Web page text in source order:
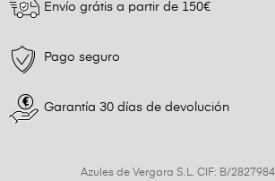
Envío grátis a partir de 150€
Pago seguro
Garantía 30 días de devolución
Azules de Vergara S.L. CIF: B/